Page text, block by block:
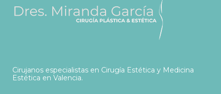
Cirujanos especialistas en Cirugía Estética y Medicina
Estética en Valencia.